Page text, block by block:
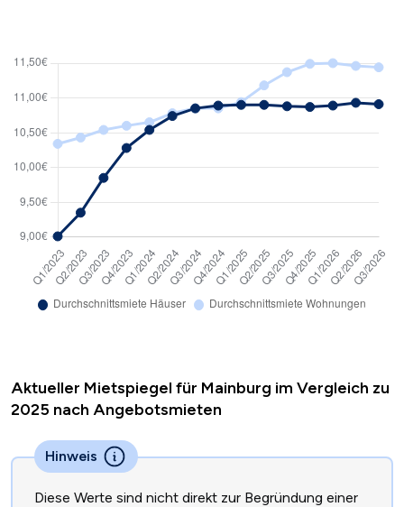
Aktueller Mietspiegel für Mainburg im Vergleich zu
2025 nach Angebotsmieten
Hinweis
Diese Werte sind nicht direkt zur Begründung einer